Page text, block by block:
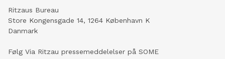
fagforbundene,” forklarer hun og uddyber: ”Derfor vil
vores
Ritzaus Bureau
Store Kongensgade 14, 1264 København K
Danmark
Følg Via Ritzau pressemeddelelser på SOME